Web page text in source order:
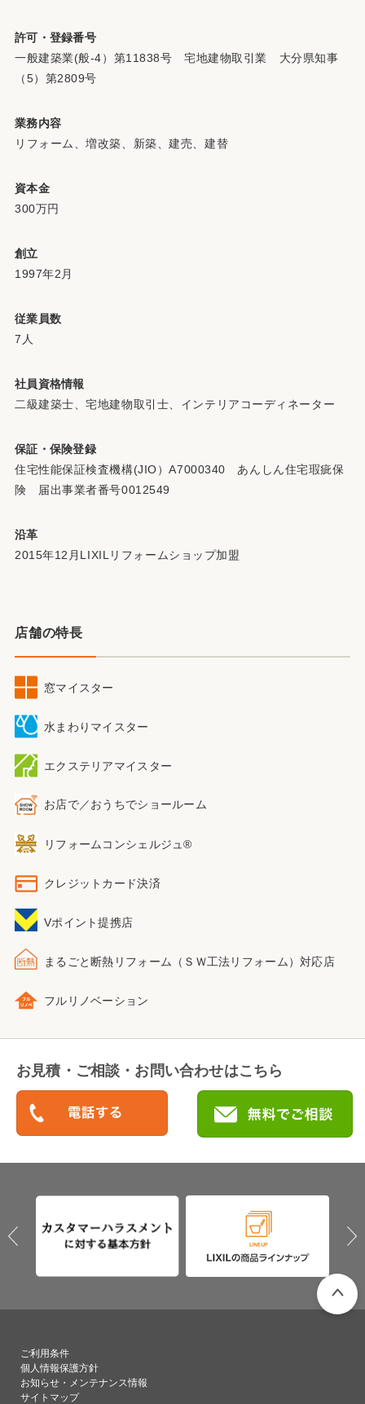
許可・登録番号
一般建築業(般-4）第11838号 宅地建物取引業 大分県知事
（5）第2809号
業務内容
リフォーム、増改築、新築、建売、建替
資本金
300万円
創立
1997年2月
従業員数
7人
社員資格情報
二級建築士、宅地建物取引士、インテリアコーディネーター
保証・保険登録
住宅性能保証検査機構(JIO）A7000340 あんしん住宅瑕疵保
険 届出事業者番号0012549
沿革
2015年12月LIXILリフォームショップ加盟
店舗の特長
窓マイスター
水まわりマイスター
エクステリアマイスター
お店で／おうちでショールーム
リフォームコンシェルジュ®
クレジットカード決済
Vポイント提携店
まるごと断熱リフォーム （ＳＷ工法リフォーム）対応店
フルリノベーション
お見積・ご相談・お問い合わせはこちら
ご利用条件
個人情報保護方針
お知らせ・メンテナンス情報
サイトマップ